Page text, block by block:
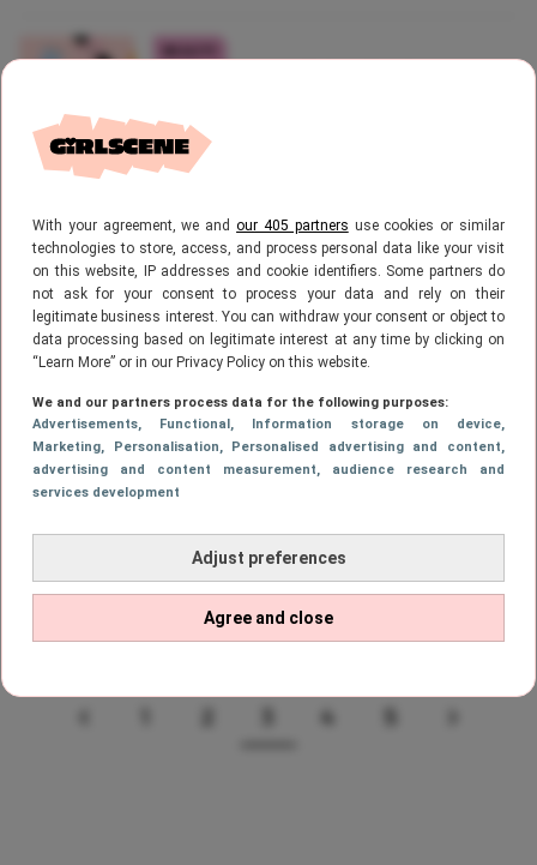
With your agreement, we andour 405 partners use cookies or similar
technologies to store, access, and process personal data like your visit
on this website, IP addresses and cookie identifiers. Some partners do
not ask for your consent to process your data and rely on their
legitimate business interest. You can withdraw your consent or object to
data processing based on legitimate interest at any time by clicking on
“Learn More” or in our Privacy Policy on this website.
We and our partners process data for the following purposes:
Advertisements, Functional , Information storage on device,
Marketing, Personalisation, Personalised advertising and content,
advertising and content measurement, audience research and
services development
Adjust preferences
Agree and close
ASTROLOGIE
Deze kleur nagellak past perfect bij
jou volgens je sterrenbeeld
Mermaid nails is de grootste
nageltrend van deze zomer
BEAUTY
Deze kleur nagellak gaan we echt
overal zien dit voorjaar
PAGEPAGEPagePAGE
4 PAGE